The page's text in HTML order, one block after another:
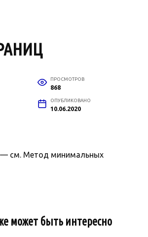
ПРОСМОТРОВ
868
ОПУБЛИКОВАНО
10.06.2020
см. Метод минимальных
может быть интересно